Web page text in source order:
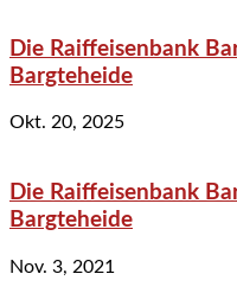
Die Raiffeisenbank
Bargteheide
Okt. 20, 2025
Die Raiffeisenbank
Bargteheide
Nov. 3, 2021